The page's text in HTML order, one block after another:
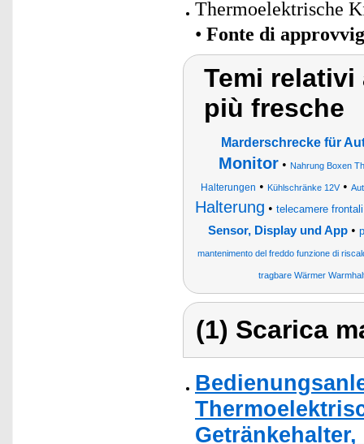
Thermoelektrische
• Fonte di
Temi
più fresche
Marderschrecke für
Monitor • Nahrung Boxen
Halterungen • Kühlschränke 12V•
Halterung • telecamere
Sensor, Display und App•
mantenimento del freddo funzione di
tragbare Wärmer
(1) Scarica
Getränkehalter,